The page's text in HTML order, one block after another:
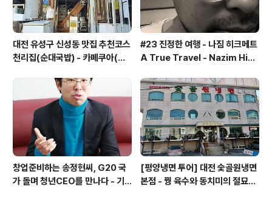
대전 유성구 신성동 맛집 추천코스
천리집(순대국밥) - 카페쿠아(커
#23 진정한 여행 - 나짐 히크메트
A True Travel - Nazim Hik
창업준비하는 송정현씨, G20 국
가 돌며 청년CEO를 만나다 - 기
[평양냉면 투어] 대전 숯골원냉면
본점 - 꿩 육수와 동치미의 절묘한